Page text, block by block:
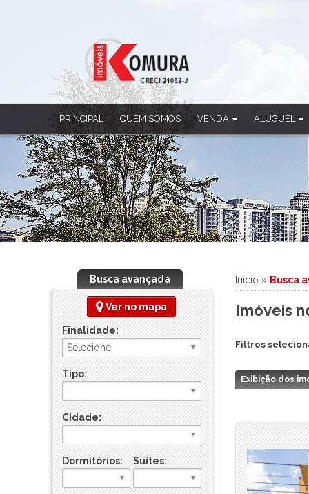
PRINCIPAL QUEM SOMOS VENDA
Casa Comercial
Casa em Condomínio
Chácara
Cobertura Duplex
Sala Comercial
Sobrado em Condomínio
Terreno em Condomínio
ALUGUEL
Casa
Casa em
Ponto
Sala
Início » Busca
Imóveis
Filtros
Exibição dos
Busca avançada
Ver no mapa
Finalidade:
Tipo:
Cidade:
Dormitórios: Suítes: